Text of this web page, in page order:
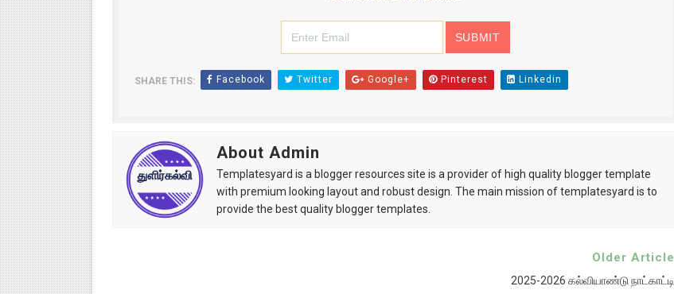
SHARE THIS: Facebook Twitter Google+ Pinterest Linkedin
About Admin
Templatesyard is a blogger resources site is a provider of high quality blogger template
with premium looking layout and robust design. The main mission of templatesyard is to
provide the best quality blogger templates.
Older Article
2025-2026 கல்வியாண்டு நாட்காட்டி